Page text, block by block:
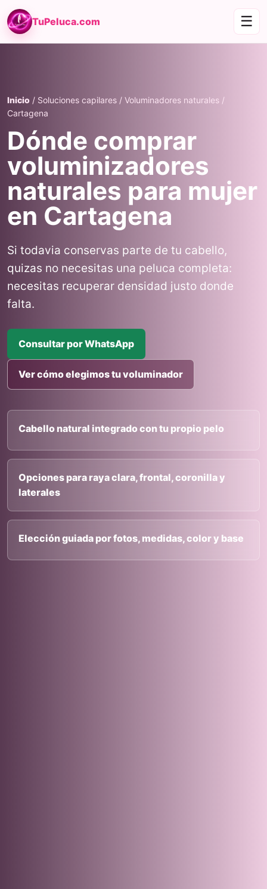
TuPeluca.com ☰
Inicio / Soluciones capilares / Voluminadores naturales /
Cartagena
Dónde comprar
voluminizadores
naturales para mujer
en Cartagena
Si todavia conservas parte de tu cabello,
quizas no necesitas una peluca completa:
necesitas recuperar densidad justo donde
falta.
Consultar por WhatsApp
Ver cómo elegimos tu voluminador
Cabello natural integrado con tu propio pelo
Opciones para raya clara, frontal, coronilla y
laterales
Elección guiada por fotos, medidas, color y base